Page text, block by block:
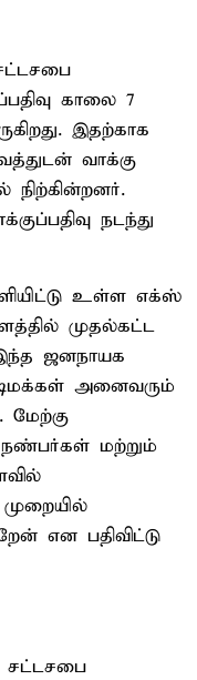
காலை 7
இதற்காக
வாக்கு
நிற்கின்றனர்.
நடந்து
உள்ள எக்ஸ்
முதல்கட்ட
இந்த ஜனநாயக
அனைவரும்
மேற்கு
மற்றும்
என பதிவிட்டு
சட்டசபை